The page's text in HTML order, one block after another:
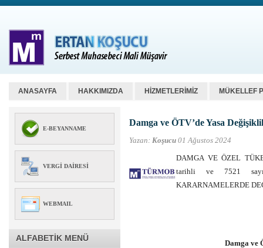
ANASAYFA HAKKIMIZDA HİZMETLERİMİZ MÜKELLEF
E-BEYANNAME
VERGI DAIRESI
WEBMAIL
ALFABETİK MENÜ
Damga ve ÖTV’de Yasa
Yazan: Koşucu 01 Ağustos 2024
DAMGA VE ÖZEL
tarihli ve 7521
KARARNAMELERDE
Damga ve